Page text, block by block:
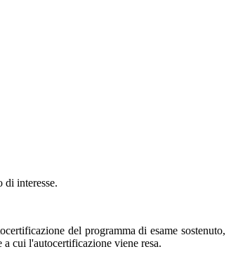
di interesse.
del programma di esame sostenuto,
cui l'autocertificazione viene resa.